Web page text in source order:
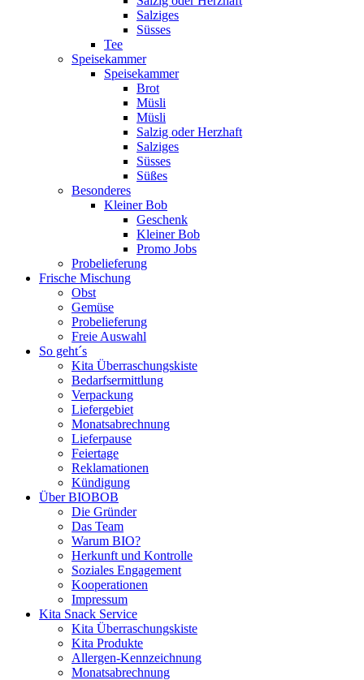
Salziges
Süsses
Tee
Speisekammer
Speisekammer
Brot
Müsli
Müsli
Salzig oder Herzhaft
Salziges
Süsses
Süßes
Besonderes
Kleiner Bob
Geschenk
Kleiner Bob
Promo Jobs
Probelieferung
Frische Mischung
Obst
Gemüse
Probelieferung
Freie Auswahl
So geht´s
Kita Überraschungskiste
Bedarfsermittlung
Verpackung
Liefergebiet
Monatsabrechnung
Lieferpause
Feiertage
Reklamationen
Kündigung
Über BIOBOB
Die Gründer
Das Team
Warum BIO?
Herkunft und Kontrolle
Soziales Engagement
Kooperationen
Impressum
Kita Snack Service
Kita Überraschungskiste
Kita Produkte
Allergen-Kennzeichnung
Monatsabrechnung